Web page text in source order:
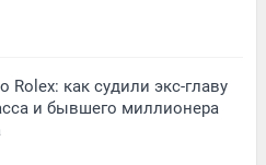
Rolex: как судили экс-главу
и бывшего миллионера